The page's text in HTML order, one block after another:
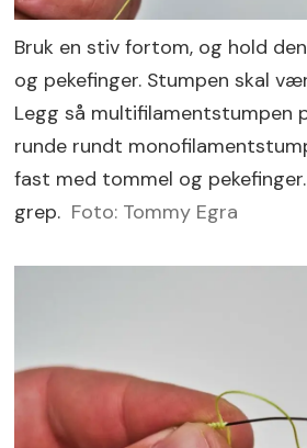
Bruk en stiv fortom, og hold
og pekefinger. Stumpen skal
Legg så multifilamentstumpen
runde rundt
fast med tommel og
grep. Foto: Tommy Egra